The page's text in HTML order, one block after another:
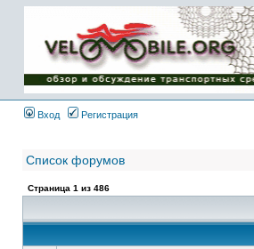
Имя пользователя:
Пароль:
{ LOG_ME_IN_SHORT
}
Вход Регистрация
Список форумов
Страница 1 из 486